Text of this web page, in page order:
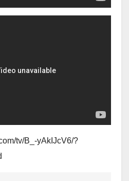
tv/B_-yAkIJcV6/?